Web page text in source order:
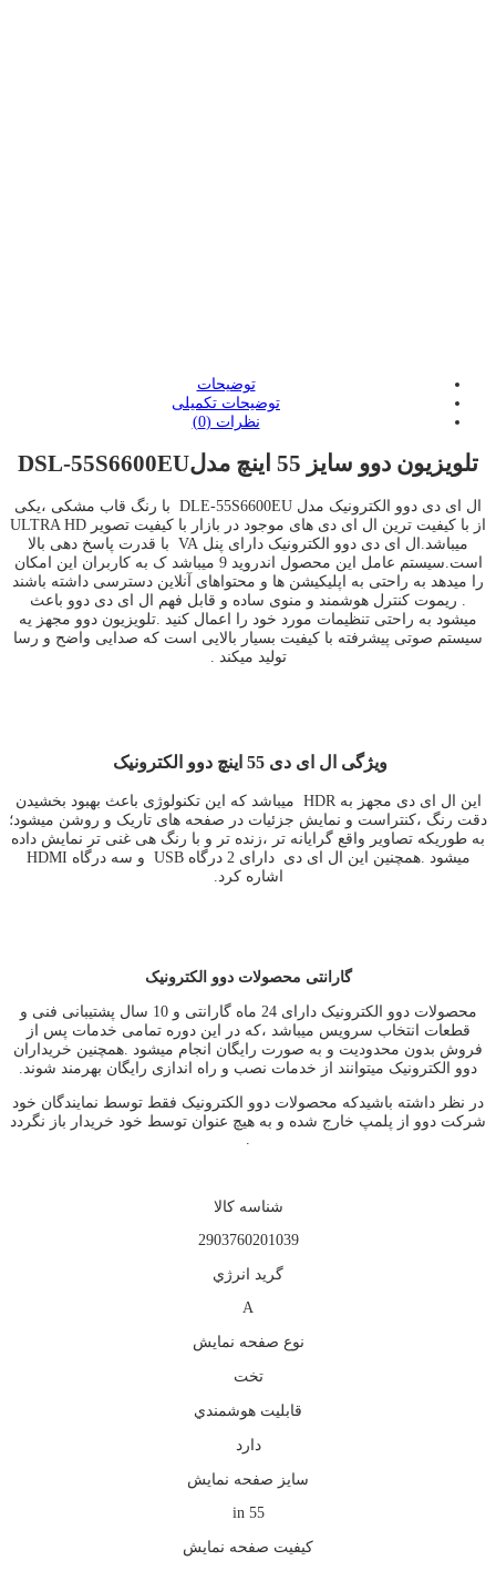
توضیحات
توضیحات تکمیلی
نظرات (0)
تلویزیون دوو سایز 55 اینچ مدلDSL-55S6600EU
ال ای دی دوو الکترونیک مدل DLE-55S6600EU با رنگ قاب مشکی ،یکی
از با کیفیت ترین ال ای دی های موجود در بازار با کیفیت تصویر ULTRA HD
میباشد.ال ای دی دوو الکترونیک دارای پنل VA با قدرت پاسخ دهی بالا
است.سیستم عامل این محصول اندروید 9 میباشد ک به کاربران این امکان
را میدهد به راحتی به اپلیکیشن ها و محتواهای آنلاین دسترسی داشته باشند
. ریموت کنترل هوشمند و منوی ساده و قابل فهم ال ای دی دوو باعث
میشود به راحتی تنظیمات مورد خود را اعمال کنید .تلویزیون دوو مجهز یه
سیستم صوتی پیشرفته با کیفیت بسیار بالایی است که صدایی واضح و رسا
تولید میکند .
ویژگی ال ای دی 55 اینچ دوو الکترونیک
این ال ای دی مجهز به HDR میباشد که این تکنولوژی باعث بهبود بخشیدن
دقت رنگ ،کنتراست و نمایش جزئیات در صفحه های تاریک و روشن میشود؛
به طوریکه تصاویر واقع گرایانه تر ،زنده تر و با رنگ هی غنی تر نمایش داده
میشود .همچنین این ال ای دی دارای 2 درگاه USB و سه درگاه HDMI
اشاره کرد.
گارانتی محصولات دوو الکترونیک
محصولات دوو الکترونیک دارای 24 ماه گارانتی و 10 سال پشتیبانی فنی و
قطعات انتخاب سرویس میباشد ،که در این دوره تمامی خدمات پس از
فروش بدون محدودیت و به صورت رایگان انجام میشود .همچنین خریداران
دوو الکترونیک میتوانند از خدمات نصب و راه اندازی رایگان بهرمند شوند.
در نظر داشته باشیدکه محصولات دوو الکترونیک فقط توسط نمایندگان خود
شرکت دوو از پلمپ خارج شده و به هیچ عنوان توسط خود خریدار باز نگردد
.
شناسه کالا
2903760201039
گريد انرژي
A
نوع صفحه نمايش
تخت
قابليت هوشمندي
دارد
سايز صفحه نمايش
55 in
كيفيت صفحه نمايش